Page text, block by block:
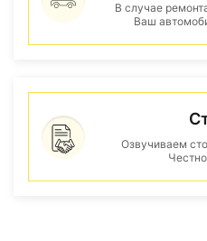
В случае
Ваш
Озвучиваем